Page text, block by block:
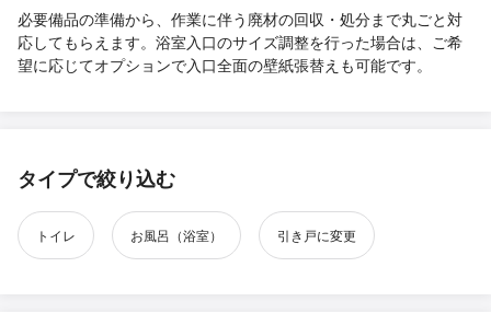
必要備品の準備から、作業に伴う廃材の回収・処分まで丸ごと対
応してもらえます。浴室入口のサイズ調整を行った場合は、ご希
望に応じてオプションで入口全面の壁紙張替えも可能です。
タイプで絞り込む
トイレ お風呂（浴室） 引き戸に変更